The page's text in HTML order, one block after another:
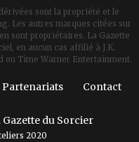
sont la propriété et le
Les autres marques citées sur
sont propriétaires. La Gazette
en aucun cas affilié à J.K.
ou Time Warner Entertainment.
Partenariats Contact
du Sorcier
2020